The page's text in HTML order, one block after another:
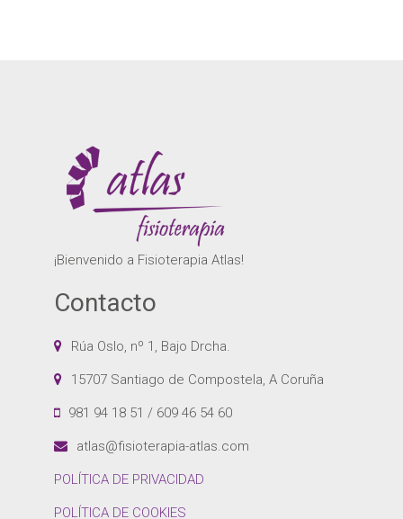
¡Bienvenido a Fisioterapia Atlas!
Contacto
Rúa Oslo, nº 1, Bajo Drcha.
15707 Santiago de Compostela, A Coruña
981 94 18 51 / 609 46 54 60
atlas@fisioterapia-atlas.com
POLÍTICA DE PRIVACIDAD
POLÍTICA DE COOKIES